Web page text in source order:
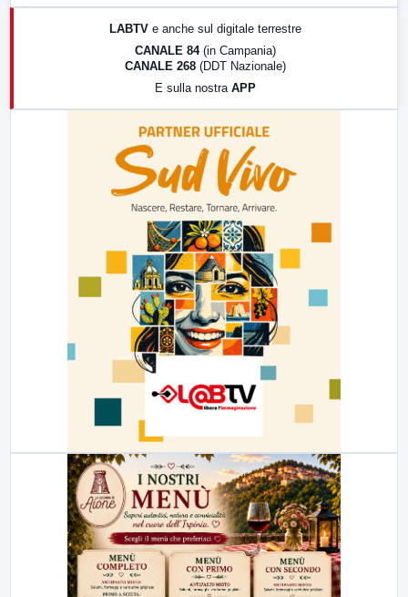
17:00 LabNews (replica)
LABTV e anche sul digitale terrestre
CANALE 84 (in Campania)
CANALE 268 (DDT Nazionale)
E sulla nostra APP